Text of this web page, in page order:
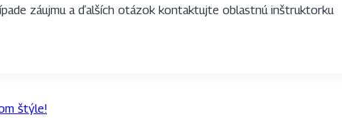
záujmu a ďalších otázok kontaktujte oblastnú inštruktorku
štýle!